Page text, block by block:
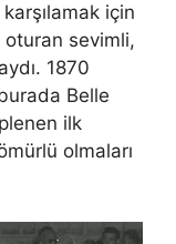
için
oturan sevimli,
1870
Belle
ilk
olmaları